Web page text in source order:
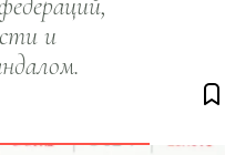
и